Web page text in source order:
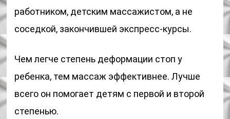
работником, детским массажистом, а не
соседкой, закончившей экспресс-курсы.
Чем легче степень деформации стоп у
ребенка, тем массаж эффективнее. Лучше
всего он помогает детям с первой и второй
степенью.